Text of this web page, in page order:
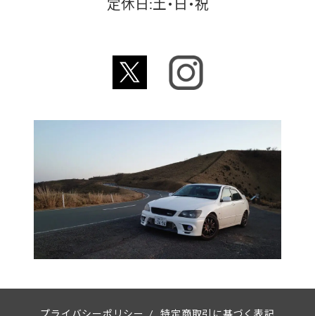
プライバシーポリシー / 特定商取引に基づく表記